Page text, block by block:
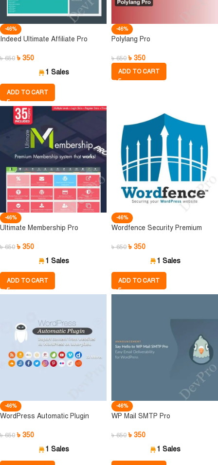
-46%
Indeed Ultimate Affiliate Pro
৳650 ৳ 350
1 Sales
ADD TO CART
-46%
Polylang Pro
৳650 ৳ 350
ADD TO CART
-46%
Ultimate Membership Pro
৳650 ৳ 350
1 Sales
ADD TO CART
-46%
Wordfence Security Premium
৳650 ৳ 350
1 Sales
ADD TO CART
-46%
WordPress Automatic Plugin
৳650 ৳ 350
1 Sales
-46%
WP Mail SMTP Pro
৳650 ৳ 350
1 Sales